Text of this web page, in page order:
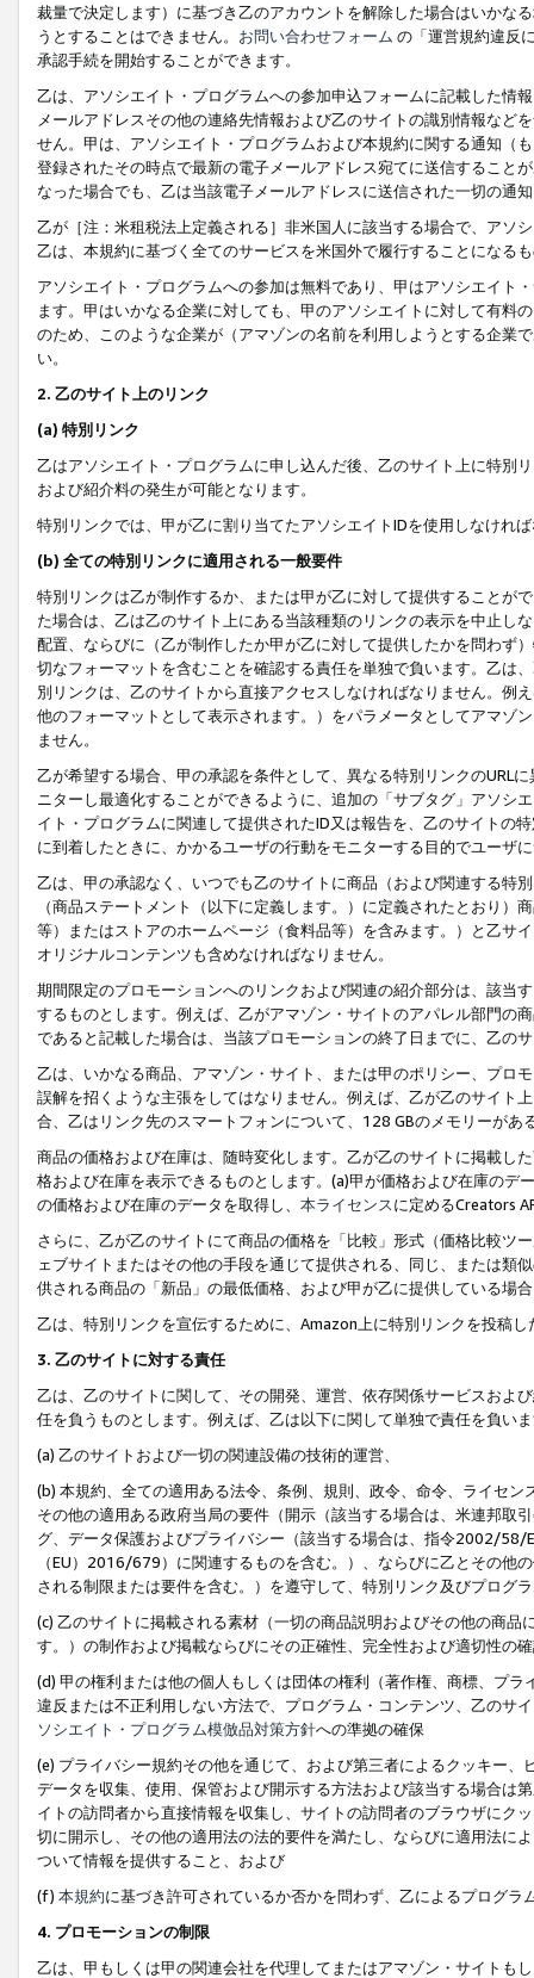
裁量で決定します）に基づき乙のアカウントを解除した場合はいかな
うとすることはできません。 お問い合わせフォーム の「運営規約違反
承認手続を開始することができます。
乙は、アソシエイト・プログラムへの参加申込フォームに記載した情
メールアドレスその他の連絡先情報および乙のサイトの識別情報など
せん。甲は、アソシエイト・プログラムおよび本規約に関する通知（
登録されたその時点で最新の電子メールアドレス宛てに送信すること
なった場合でも、乙は当該電子メールアドレスに送信された一切の通
乙が［注：米租税法上定義される］非米国人に該当する場合で、アソ
乙は、本規約に基づく全てのサービスを米国外で履行することになる
アソシエイト・プログラムへの参加は無料であり、甲はアソシエイト
ます。甲はいかなる企業に対しても、甲のアソシエイトに対して有料
のため、このような企業が（アマゾンの名前を利用しようとする企業
い。
2. 乙のサイト上のリンク
(a) 特別リンク
乙はアソシエイト・プログラムに申し込んだ後、乙のサイト上に特別
および紹介料の発生が可能となります。
特別リンクでは、甲が乙に割り当てたアソシエイトIDを使用しなけれ
(b) 全ての特別リンクに適用される一般要件
特別リンクは乙が制作するか、または甲が乙に対して提供することが
た場合は、乙は乙のサイト上にある当該種類のリンクの表示を中止し
配置、ならびに（乙が制作したか甲が乙に対して提供したかを問わず
切なフォーマットを含むことを確認する責任を単独で負います。乙は
別リンクは、乙のサイトから直接アクセスしなければなりません。例
他のフォーマットとして表示されます。）をパラメータとしてアマゾ
ません。
乙が希望する場合、甲の承認を条件として、異なる特別リンクのURL
ニターし最適化することができるように、追加の「サブタグ」アソシ
イト・プログラムに関連して提供されたID又は報告を、乙のサイトの
に到着したときに、かかるユーザの行動をモニターする目的でユーザ
乙は、甲の承認なく、いつでも乙のサイトに商品（および関連する特
（商品ステートメント（以下に定義します。）に定義されたとおり
等）またはストアのホームページ（食料品等）を含みます。）と乙サ
オリジナルコンテンツも含めなければなりません。
期間限定のプロモーションへのリンクおよび関連の紹介部分は、該当
するものとします。例えば、乙がアマゾン・サイトのアパレル部門の
であると記載した場合は、当該プロモーションの終了日までに、乙の
乙は、いかなる商品、アマゾン・サイト、または甲のポリシー、プロ
誤解を招くような主張をしてはなりません。例えば、乙が乙のサイト
合、乙はリンク先のスマートフォンについて、128 GBのメモリーがあ
商品の価格および在庫は、随時変化します。乙が乙のサイトに掲載し
格および在庫を表示できるものとします。(a)甲が価格および在庫の
の価格および在庫のデータを取得し、 本ライセンスに定めるCreators
さらに、乙が乙のサイトにて商品の価格を「比較」形式（価格比較ツ
ェブサイトまたはその他の手段を通じて提供される、同じ、または類
供される商品の「新品」の最低価格、および甲が乙に提供している場
乙は、特別リンクを宣伝するために、Amazon上に特別リンクを投稿
3. 乙のサイトに対する責任
乙は、乙のサイトに関して、その開発、運営、依存関係サービスおよ
任を負うものとします。例えば、乙は以下に関して単独で責任を負い
(a) 乙のサイトおよび一切の関連設備の技術的運営、
(b) 本規約、全ての適用ある法令、条例、規則、政令、命令、ライセ
その他の適用ある政府当局の要件（開示（該当する場合は、米連邦取
グ、データ保護およびプライバシー（該当する場合は、指令2002/58/
（EU）2016/679）に関連するものを含む。）、ならびに乙とその他
される制限または要件を含む。）を遵守して、特別リンク及びプログ
(c) 乙のサイトに掲載される素材（一切の商品説明およびその他の商
す。）の制作および掲載ならびにその正確性、完全性および適切性の
(d) 甲の権利または他の個人もしくは団体の権利（著作権、商標、プ
違反または不正利用しない方法で、プログラム・コンテンツ、乙のサ
ソシエイト・プログラム模倣品対策方針への準拠の確保
(e) プライバシー規約その他を通じて、および第三者によるクッキー
データを収集、使用、保管および開示する方法および該当する場合は
イトの訪問者から直接情報を収集し、サイトの訪問者のブラウザにク
切に開示し、その他の適用法の法的要件を満たし、ならびに適用法に
ついて情報を提供すること、および
(f) 本規約に基づき許可されているか否かを問わず、乙によるプログ
4. プロモーションの制限
乙は、甲もしくは甲の関連会社を代理してまたはアマゾン・サイトも